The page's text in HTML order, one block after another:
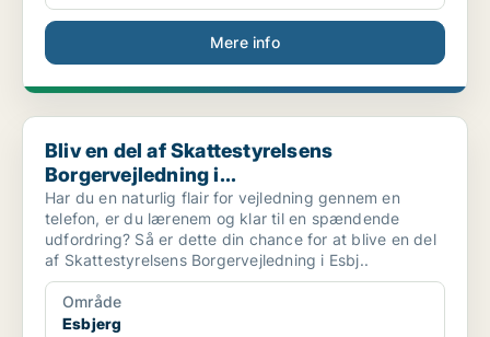
Mere info
Bliv en del af Skattestyrelsens Borgervejledning i...
Bliv en del af Skattestyrelsens
Borgervejledning i...
Har du en naturlig flair for vejledning gennem en
telefon, er du lærenem og klar til en spændende
udfordring? Så er dette din chance for at blive en del
af Skattestyrelsens Borgervejledning i Esbj..
Område
Esbjerg